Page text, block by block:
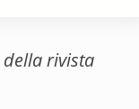
della rivista